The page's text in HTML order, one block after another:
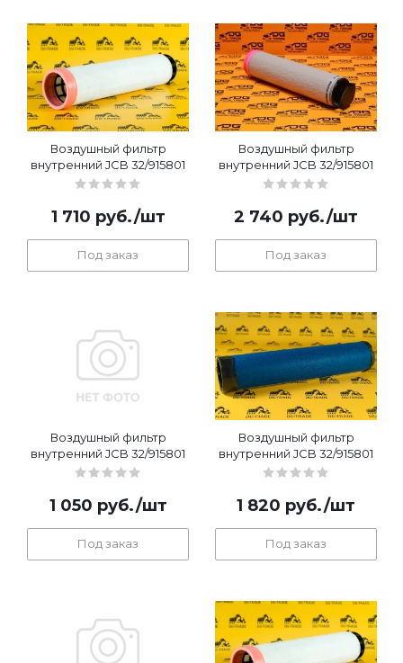
Воздушный фильтр
внутренний JCB 32/915801
1 710 руб./шт
Под заказ
Воздушный фильтр
внутренний JCB 32/915801
2 740 руб./шт
Под заказ
Воздушный фильтр
внутренний JCB 32/915801
1 050 руб./шт
Под заказ
Воздушный фильтр
внутренний JCB 32/915801
1 820 руб./шт
Под заказ